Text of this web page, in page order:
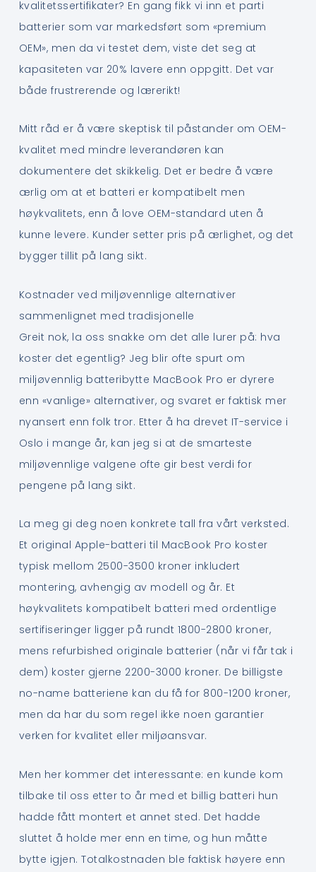
kvalitetssertifikater? En gang fikk vi inn et parti
batterier som var markedsført som «premium
OEM», men da vi testet dem, viste det seg at
kapasiteten var 20% lavere enn oppgitt. Det var
både frustrerende og lærerikt!
Mitt råd er å være skeptisk til påstander om OEM-
kvalitet med mindre leverandøren kan
dokumentere det skikkelig. Det er bedre å være
ærlig om at et batteri er kompatibelt men
høykvalitets, enn å love OEM-standard uten å
kunne levere. Kunder setter pris på ærlighet, og det
bygger tillit på lang sikt.
Kostnader ved miljøvennlige alternativer
sammenlignet med tradisjonelle
Greit nok, la oss snakke om det alle lurer på: hva
koster det egentlig? Jeg blir ofte spurt om
miljøvennlig batteribytte MacBook Pro er dyrere
enn «vanlige» alternativer, og svaret er faktisk mer
nyansert enn folk tror. Etter å ha drevet IT-service i
Oslo i mange år, kan jeg si at de smarteste
miljøvennlige valgene ofte gir best verdi for
pengene på lang sikt.
La meg gi deg noen konkrete tall fra vårt verksted.
Et original Apple-batteri til MacBook Pro koster
typisk mellom 2500-3500 kroner inkludert
montering, avhengig av modell og år. Et
høykvalitets kompatibelt batteri med ordentlige
sertifiseringer ligger på rundt 1800-2800 kroner,
mens refurbished originale batterier (når vi får tak i
dem) koster gjerne 2200-3000 kroner. De billigste
no-name batteriene kan du få for 800-1200 kroner,
men da har du som regel ikke noen garantier
verken for kvalitet eller miljøansvar.
Men her kommer det interessante: en kunde kom
tilbake til oss etter to år med et billig batteri hun
hadde fått montert et annet sted. Det hadde
sluttet å holde mer enn en time, og hun måtte
bytte igjen. Totalkostnaden ble faktisk høyere enn